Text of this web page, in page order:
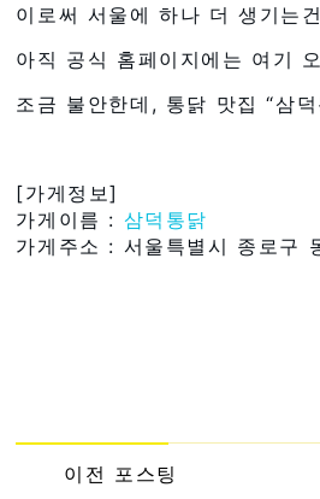
이로써 서울에 하나 더 생기는
아직 공식 홈페이지에는 여기
조금 불안한데, 통닭 맛집 “삼
[가게정보]
가게이름 : 삼덕통닭
가게주소 : 서울특별시 종로구
이전 포스팅